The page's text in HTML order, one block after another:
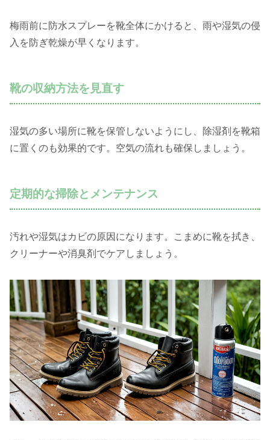
梅雨前に防水スプレーを靴全体にかけると、雨や湿気の侵
入を防ぎ乾燥が早くなります。
靴の収納方法を見直す
湿気の多い場所に靴を保管しないようにし、除湿剤を靴箱
に置くのも効果的です。空気の流れも確保しましょう。
定期的な掃除とメンテナンス
汚れや湿気はカビの原因になります。こまめに靴を拭き、
クリーナーや消臭剤でケアしましょう。